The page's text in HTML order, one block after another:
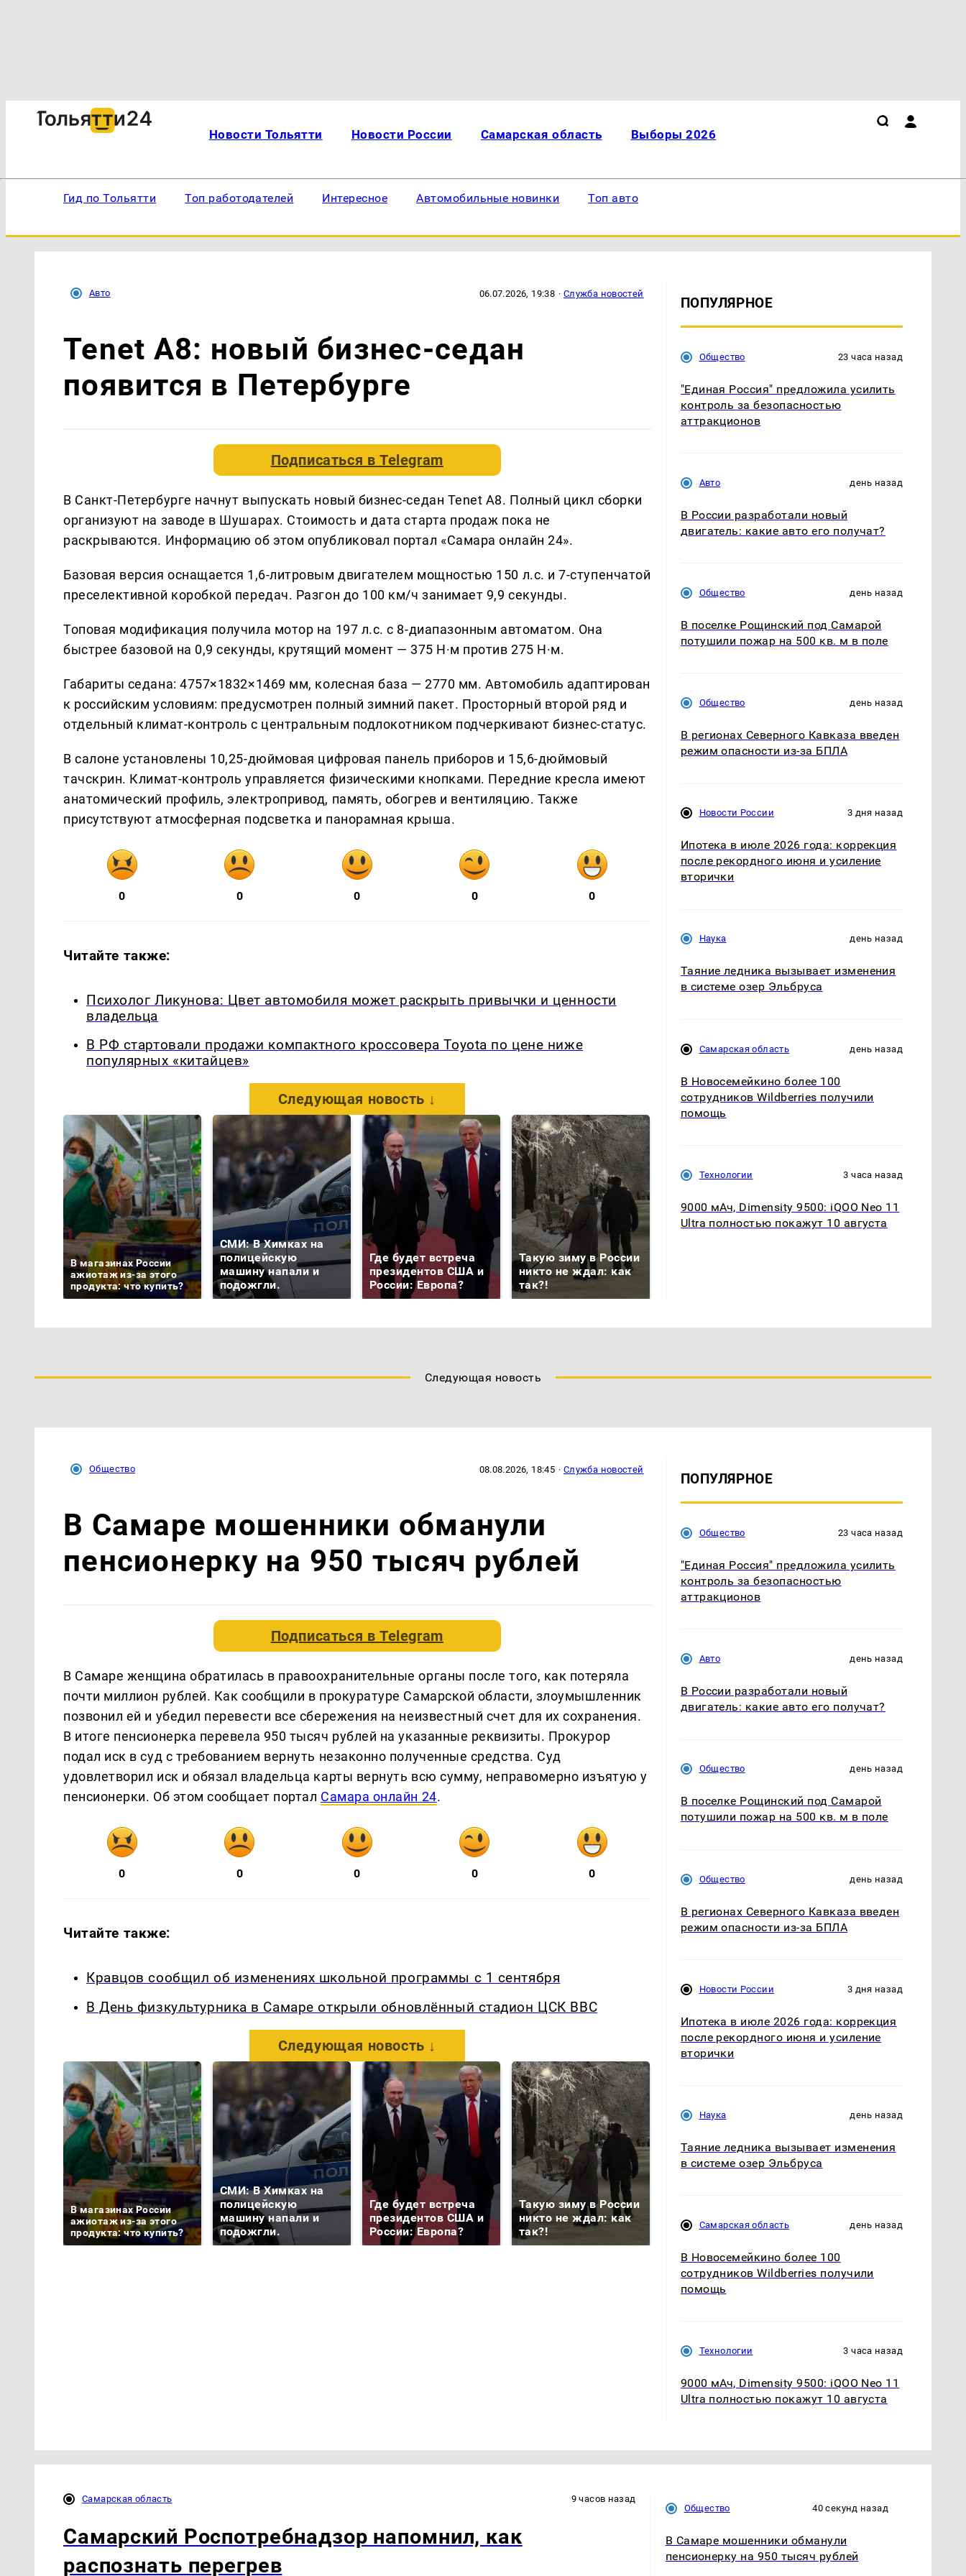
Новости Тольятти Новости России Самарская область Выборы 2026
Гид по Тольятти Топ работодателей Интересное Автомобильные новинки Топ авто
Авто 06.07.2026, 19:38 · Служба новостей
Tenet A8: новый бизнес-седан
появится в Петербурге
Подписаться вTelegram
В Санкт-Петербурге начнут выпускать новый бизнес-седан Tenet A8. Полный цикл сборки
организуют на заводе в Шушарах. Стоимость и дата старта продаж пока не
раскрываются. Информацию об этом опубликовал портал «Самара онлайн 24».
Базовая версия оснащается 1,6-литровым двигателем мощностью 150 л.с. и 7-ступенчатой
преселективной коробкой передач. Разгон до 100 км/ч занимает 9,9 секунды.
Топовая модификация получила мотор на 197 л.с. с 8-диапазонным автоматом. Она
быстрее базовой на 0,9 секунды, крутящий момент — 375 Н·м против 275 Н·м.
Габариты седана: 4757×1832×1469 мм, колесная база — 2770 мм. Автомобиль адаптирован
к российским условиям: предусмотрен полный зимний пакет. Просторный второй ряд и
отдельный климат-контроль с центральным подлокотником подчеркивают бизнес-статус.
В салоне установлены 10,25-дюймовая цифровая панель приборов и 15,6-дюймовый
тачскрин. Климат-контроль управляется физическими кнопками. Передние кресла имеют
анатомический профиль, электропривод, память, обогрев и вентиляцию. Также
присутствуют атмосферная подсветка и панорамная крыша.
0 0 0 0 0
Читайте также:
Психолог Ликунова: Цвет автомобиля может раскрыть привычки и ценности
владельца
В РФ стартовали продажи компактного кроссовера Toyota по цене ниже
популярных «китайцев»
Следующая новость ↓
В магазинах России
ажиотаж из-за этого
продукта: что купить?
СМИ: В Химках на
полицейскую
машину напали и
подожгли.
Где будет встреча
президентов США и
России: Европа?
Такую зиму в России
никто не ждал: как
так?!
ПОПУЛЯРНОЕ
Общество 23 часа назад
"Единая Россия" предложила усилить
контроль за безопасностью
аттракционов
Авто день назад
В России разработали новый
двигатель: какие авто его получат?
Общество день назад
В поселке Рощинский под Самарой
потушили пожар на 500 кв. м в поле
Общество день назад
В регионах Северного Кавказа введен
режим опасности из-за БПЛА
Новости России 3 дня назад
Ипотека в июле 2026 года: коррекция
после рекордного июня и усиление
вторички
Наука день назад
Таяние ледника вызывает изменения
в системе озер Эльбруса
Самарская область день назад
В Новосемейкино более 100
сотрудников Wildberries получили
помощь
Технологии 3 часа назад
9000 мАч, Dimensity 9500: iQOO Neo 11
Ultra полностью покажут 10 августа
Следующая новость
Общество 08.08.2026, 18:45 · Служба новостей
В Самаре мошенники обманули
пенсионерку на 950 тысяч рублей
Подписаться вTelegram
В Самаре женщина обратилась в правоохранительные органы после того, как потеряла
почти миллион рублей. Как сообщили в прокуратуре Самарской области, злоумышленник
позвонил ей и убедил перевести все сбережения на неизвестный счет для их сохранения.
В итоге пенсионерка перевела 950 тысяч рублей на указанные реквизиты. Прокурор
подал иск в суд с требованием вернуть незаконно полученные средства. Суд
удовлетворил иск и обязал владельца карты вернуть всю сумму, неправомерно изъятую у
пенсионерки. Об этом сообщает портал Самара онлайн 24.
0 0 0 0 0
Читайте также:
Кравцов сообщил об изменениях школьной программы с 1 сентября
В День физкультурника в Самаре открыли обновлённый стадион ЦСК ВВС
Следующая новость ↓
В магазинах России
ажиотаж из-за этого
продукта: что купить?
СМИ: В Химках на
полицейскую
машину напали и
подожгли.
Где будет встреча
президентов США и
России: Европа?
Такую зиму в России
никто не ждал: как
так?!
были украдены 18
миллионов рублей
крушение вертолета на
Кавказе: смотреть
ПОПУЛЯРНОЕ
Общество 23 часа назад
"Единая Россия" предложила усилить
контроль за безопасностью
аттракционов
Авто день назад
В России разработали новый
двигатель: какие авто его получат?
Общество день назад
В поселке Рощинский под Самарой
потушили пожар на 500 кв. м в поле
Общество день назад
В регионах Северного Кавказа введен
режим опасности из-за БПЛА
Новости России 3 дня назад
Ипотека в июле 2026 года: коррекция
после рекордного июня и усиление
вторички
Наука день назад
Таяние ледника вызывает изменения
в системе озер Эльбруса
Самарская область день назад
В Новосемейкино более 100
сотрудников Wildberries получили
помощь
Технологии 3 часа назад
9000 мАч, Dimensity 9500: iQOO Neo 11
Ultra полностью покажут 10 августа
Самарская область 9 часов назад
Самарский Роспотребнадзор напомнил, как
распознать перегрев
Общество 40 секунд назад
В Самаре мошенники обманули
пенсионерку на 950 тысяч рублей